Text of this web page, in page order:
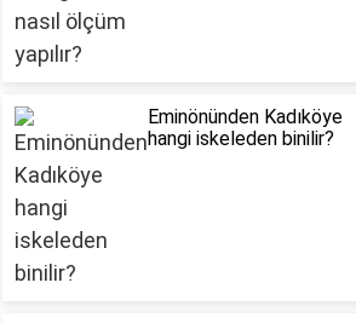
Eminönünden Kadıköye
hangi iskeleden binilir?